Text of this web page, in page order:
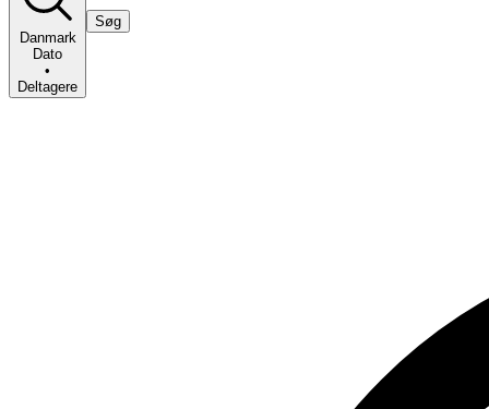
Danmark
Dato
•
Deltagere
Søg